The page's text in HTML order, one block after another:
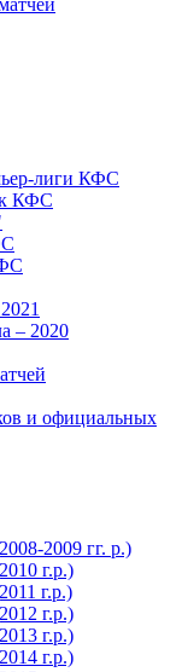
лиги КФС
КФС
– 2020
и официальных
2009 гг. р.)
г.р.)
г.р.)
г.р.)
г.р.)
г.р.)